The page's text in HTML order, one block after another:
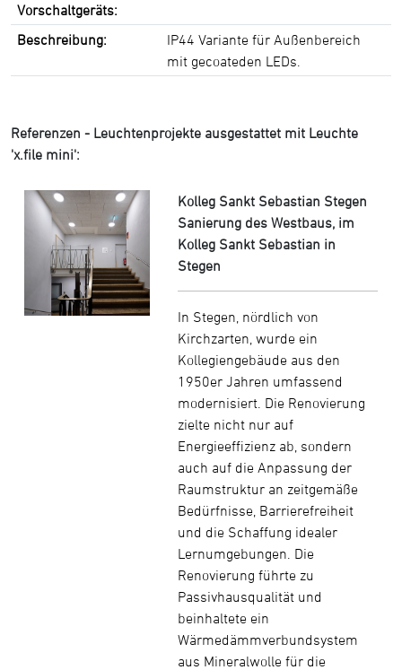
Vorschaltgeräts:
Beschreibung:
IP44 Variante für Außenbereich
mit gecoateden LEDs.
Referenzen - Leuchtenprojekte ausgestattet mit Leuchte
'x.file mini':
Kolleg Sankt Sebastian Stegen
Sanierung des Westbaus, im
Kolleg Sankt Sebastian in
Stegen
In Stegen, nördlich von
Kirchzarten, wurde ein
Kollegiengebäude aus den
1950er Jahren umfassend
modernisiert. Die Renovierung
zielte nicht nur auf
Energieeffizienz ab, sondern
auch auf die Anpassung der
Raumstruktur an zeitgemäße
Bedürfnisse, Barrierefreiheit
und die Schaffung idealer
Lernumgebungen. Die
Renovierung führte zu
Passivhausqualität und
beinhaltete ein
Wärmedämmverbundsystem
aus Mineralwolle für die